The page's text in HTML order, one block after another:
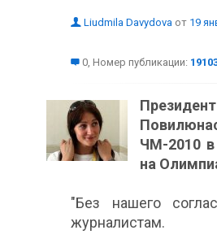
Liudmila Davydova от 19
0, Номер публикации:
ЧМ-2010
на
"Без нашего
журналистам.